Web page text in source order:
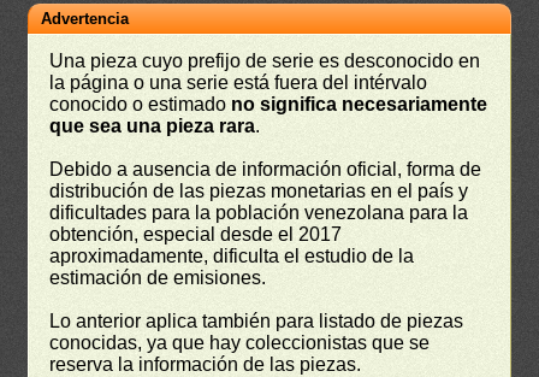
Advertencia
Una pieza cuyo prefijo de serie es desconocido en
la página o una serie está fuera del intérvalo
conocido o estimado no significa necesariamente
que sea una pieza rara.
Debido a ausencia de información oficial, forma de
distribución de las piezas monetarias en el país y
dificultades para la población venezolana para la
obtención, especial desde el 2017
aproximadamente, dificulta el estudio de la
estimación de emisiones.
Lo anterior aplica también para listado de piezas
conocidas, ya que hay coleccionistas que se
reserva la información de las piezas.